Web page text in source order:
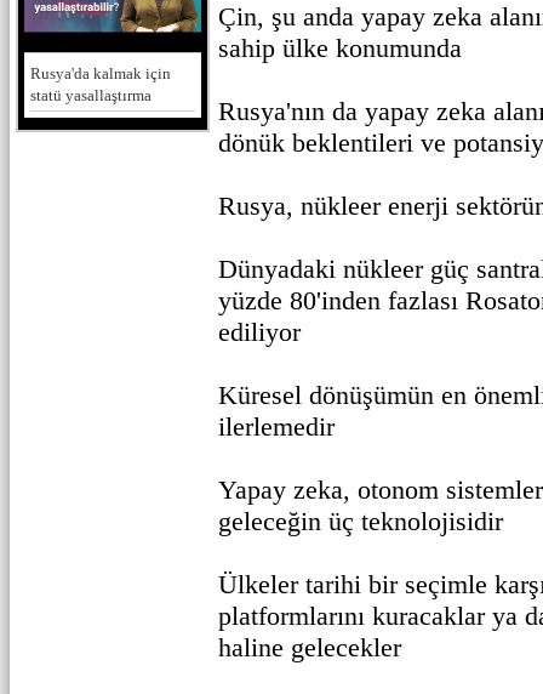
Rusya'da kalmak için
statü yasallaştırma
Çin, şu anda yapay zeka
sahip ülke konumunda
Rusya'nın da yapay zeka
dönük beklentileri ve
Rusya, nükleer enerji
Dünyadaki nükleer güç
yüzde 80'inden fazlası
ediliyor
Küresel dönüşümün en
ilerlemedir
Yapay zeka, otonom
geleceğin üç teknolojisidir
Ülkeler tarihi bir seçimle
platformlarını kuracaklar ya
haline gelecekler